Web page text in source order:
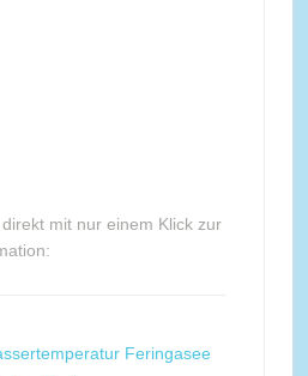
mit nur einem Klick zur
Feringasee